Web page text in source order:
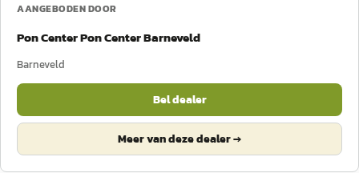
AANGEBODEN DOOR
Pon Center Pon Center Barneveld
Barneveld
Bel dealer
Meer van deze dealer →